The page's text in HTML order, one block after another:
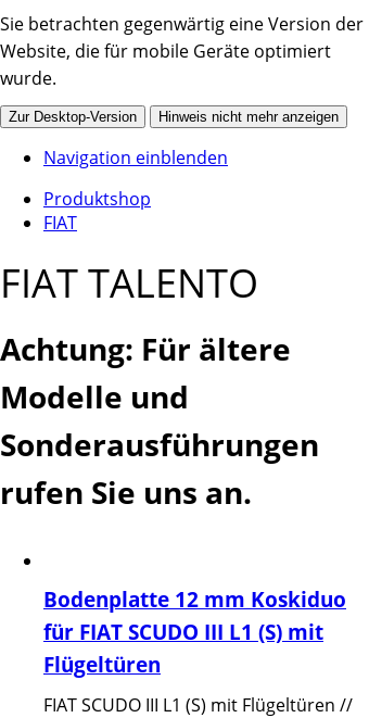
Sie betrachten gegenwärtig eine Version der
Website, die für mobile Geräte optimiert
wurde.
Zur Desktop-Version Hinweis nicht mehr anzeigen
Navigation einblenden
Produktshop
FIAT
FIAT TALENTO
Achtung: Für ältere
Modelle und
Sonderausführungen
rufen Sie uns an.
Bodenplatte 12 mm Koskiduo
für FIAT SCUDO III L1 (S) mit
Flügeltüren
FIAT SCUDO III L1 (S) mit Flügeltüren //